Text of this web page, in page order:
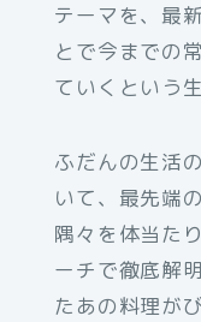
テーマを、最
とで今までの
ていくという
ふだんの生活
いて、最先端
隅々を体当た
ーチで徹底解
たあの料理が